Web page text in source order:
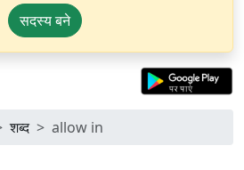
सदस्य बने
शब्द allow in